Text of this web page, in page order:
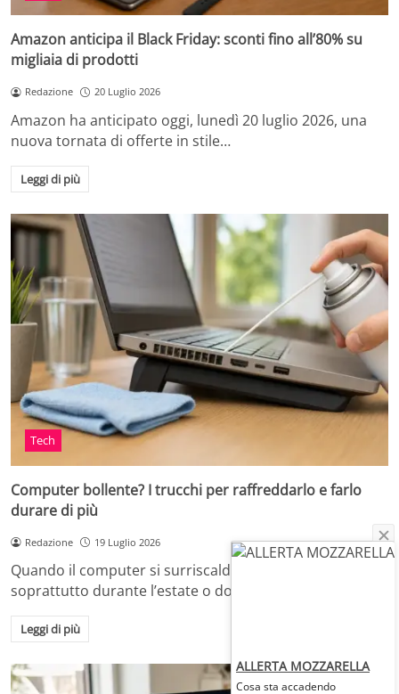
Amazon anticipa il Black Friday: sconti fino all’80% su
migliaia di prodotti
Redazione 20 Luglio 2026
Amazon ha anticipato oggi, lunedì 20 luglio 2026, una
nuova tornata di offerte in stile…
Leggi di più
Tech
Computer bollente? I trucchi per raffreddarlo e farlo
durare di più
Redazione 19 Luglio 2026
Quando il computer si surriscalda, in casa o in ufficio,
soprattutto durante l’estate o dopo…
Leggi di più
ALLERTA MOZZARELLA
Cosa sta accadendo